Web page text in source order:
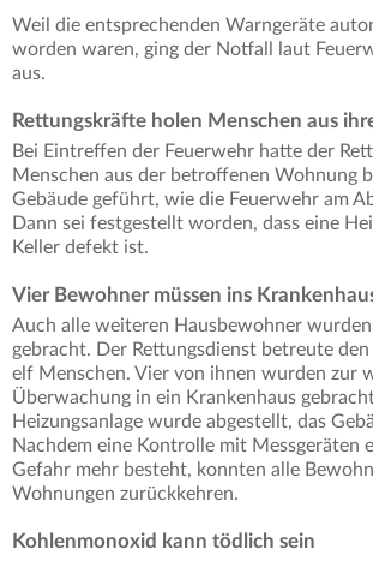
Weil die entsprechenden Warngeräte
worden waren, ging der Notfall laut
aus.
Rettungskräfte holen Menschen aus
Bei Eintreffen der Feuerwehr hatte der
Menschen aus der betroffenen Wohnung
Gebäude geführt, wie die Feuerwehr am
Dann sei festgestellt worden, dass eine
Keller defekt ist.
Vier Bewohner müssen ins
Auch alle weiteren Hausbewohner wurden
gebracht. Der Rettungsdienst betreute
elf Menschen. Vier von ihnen wurden zur
Überwachung in ein Krankenhaus
Heizungsanlage wurde abgestellt, das
Nachdem eine Kontrolle mit Messgeräten
Gefahr mehr besteht, konnten alle
Wohnungen zurückkehren.
Kohlenmonoxid kann tödlich sein